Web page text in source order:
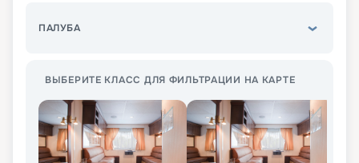
ПАЛУБА
ВЫБЕРИТЕ КЛАСС ДЛЯ ФИЛЬТРАЦИИ НА КАРТЕ